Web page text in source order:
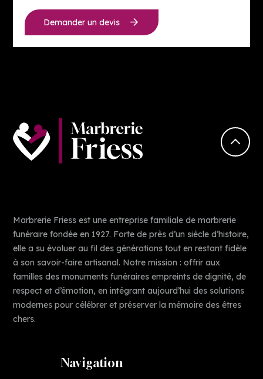
Demander un devis
Marbrerie Friess est une entreprise familiale de marbrerie
funéraire fondée en 1927. Forte de près d’un siècle d’histoire,
elle a su évoluer au fil des générations tout en restant fidèle
à son savoir-faire artisanal. Notre mission : offrir aux
familles des monuments funéraires empreints de dignité, de
respect et d’émotion, en intégrant aujourd’hui des solutions
modernes pour célébrer et préserver la mémoire des êtres
chers.
Navigation